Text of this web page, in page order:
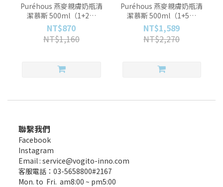
Puréhous 燕麥親膚奶瓶清
潔慕斯 500ml（1+2組
合）
NT$870
NT$1,160
Puréhous 燕麥親膚奶瓶清
潔慕斯 500ml（1+5組
合）
NT$1,589
NT$2,270
聯繫我們
Facebook
Instagram
Email : service@vogito-inno.com
客服電話：03-5658800#2167
Mon. to Fri. am8:00 ~ pm5:00